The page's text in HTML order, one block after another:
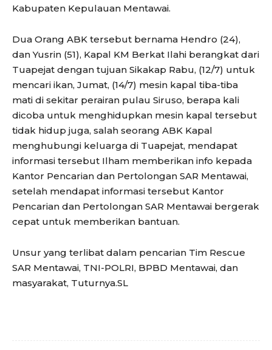
Kabupaten Kepulauan Mentawai.
Dua Orang ABK tersebut bernama Hendro (24),
dan Yusrin (51), Kapal KM Berkat Ilahi berangkat dari
Tuapejat dengan tujuan Sikakap Rabu, (12/7) untuk
mencari ikan, Jumat, (14/7) mesin kapal tiba-tiba
mati di sekitar perairan pulau Siruso, berapa kali
dicoba untuk menghidupkan mesin kapal tersebut
tidak hidup juga, salah seorang ABK Kapal
menghubungi keluarga di Tuapejat, mendapat
informasi tersebut Ilham memberikan info kepada
Kantor Pencarian dan Pertolongan SAR Mentawai,
setelah mendapat informasi tersebut Kantor
Pencarian dan Pertolongan SAR Mentawai bergerak
cepat untuk memberikan bantuan.
Unsur yang terlibat dalam pencarian Tim Rescue
SAR Mentawai, TNI-POLRI, BPBD Mentawai, dan
masyarakat, Tuturnya.SL